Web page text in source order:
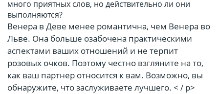
много приятных слов, но действительно ли они
выполняются?
Венера в Деве менее романтична, чем Венера во
Льве. Она больше озабочена практическими
аспектами ваших отношений и не терпит
розовых очков. Поэтому честно взгляните на то,
как ваш партнер относится к вам. Возможно, вы
обнаружите, что заслуживаете лучшего. < / p>